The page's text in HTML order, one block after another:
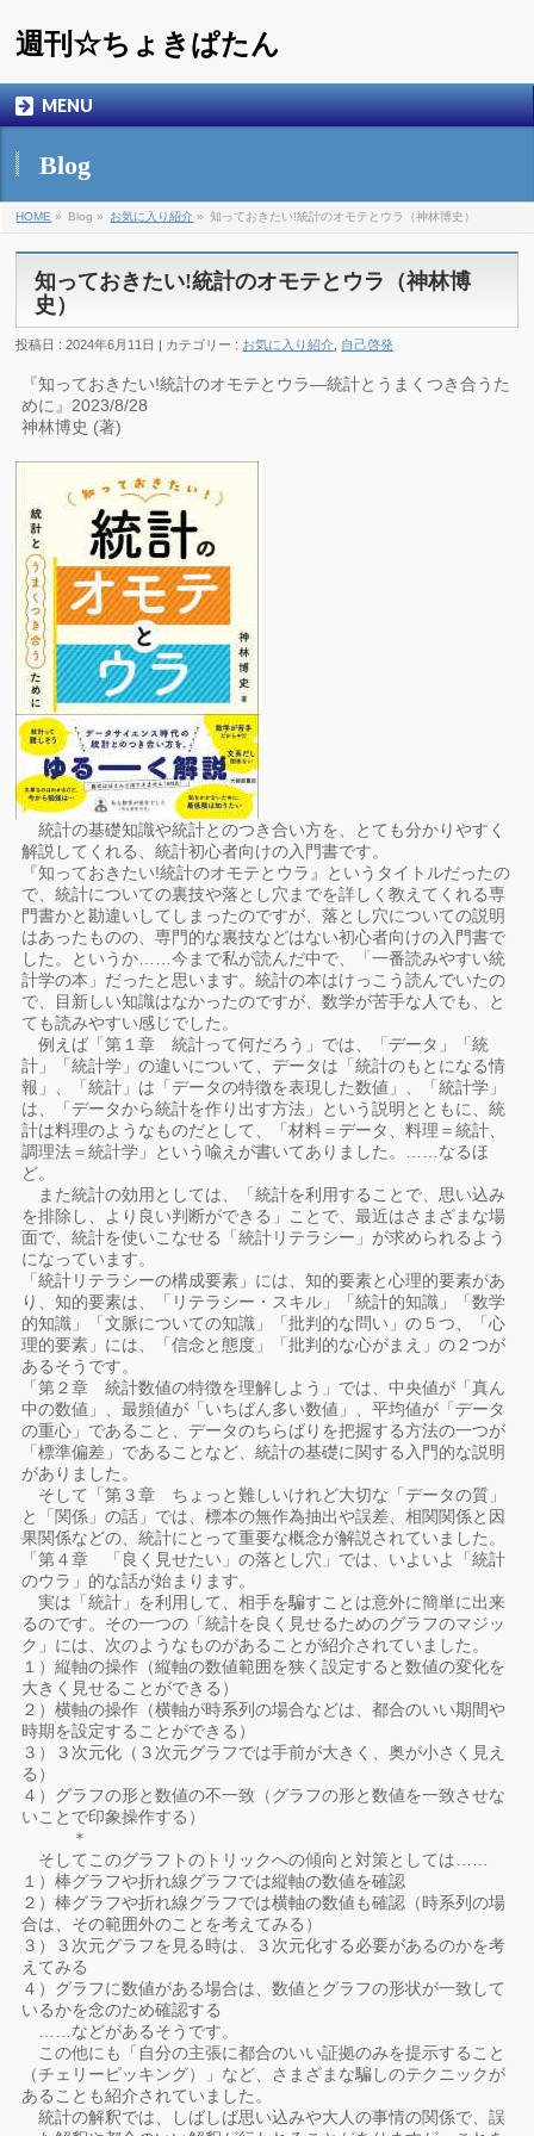
週刊☆ちょきぱたん
MENU
Blog
HOME » Blog » お気に入り紹介 » 知っておきたい!統計のオモテとウラ（神林博史）
知っておきたい!統計のオモテとウラ（神林博
史）
投稿日 : 2024年6月11日 | カテゴリー : お気に入り紹介 自己啓発
『知っておきたい!統計のオモテとウラ―統計とうまくつき合うた
めに』2023/8/28
神林博史 (著)
統計の基礎知識や統計とのつき合い方を、とても分かりやすく
解説してくれる、統計初心者向けの入門書です。
『知っておきたい!統計のオモテとウラ』というタイトルだったの
で、統計についての裏技や落とし穴までを詳しく教えてくれる専
門書かと勘違いしてしまったのですが、落とし穴についての説明
はあったものの、専門的な裏技などはない初心者向けの入門書で
した。というか……今まで私が読んだ中で、「一番読みやすい統
計学の本」だったと思います。統計の本はけっこう読んでいたの
で、目新しい知識はなかったのですが、数学が苦手な人でも、と
ても読みやすい感じでした。
例えば「第１章 統計って何だろう」では、「データ」「統
計」「統計学」の違いについて、データは「統計のもとになる情
報」、「統計」は「データの特徴を表現した数値」、「統計学」
は、「データから統計を作り出す方法」という説明とともに、統
計は料理のようなものだとして、「材料＝データ、料理＝統計、
調理法＝統計学」という喩えが書いてありました。……なるほ
ど。
また統計の効用としては、「統計を利用することで、思い込み
を排除し、より良い判断ができる」ことで、最近はさまざまな場
面で、統計を使いこなせる「統計リテラシー」が求められるよう
になっています。
「統計リテラシーの構成要素」には、知的要素と心理的要素があ
り、知的要素は、「リテラシー・スキル」「統計的知識」「数学
的知識」「文脈についての知識」「批判的な問い」の５つ、「心
理的要素」には、「信念と態度」「批判的な心がまえ」の２つが
あるそうです。
「第２章 統計数値の特徴を理解しよう」では、中央値が「真ん
中の数値」、最頻値が「いちばん多い数値」、平均値が「データ
の重心」であること、データのちらばりを把握する方法の一つが
「標準偏差」であることなど、統計の基礎に関する入門的な説明
がありました。
そして「第３章 ちょっと難しいけれど大切な「データの質」
と「関係」の話」では、標本の無作為抽出や誤差、相関関係と因
果関係などの、統計にとって重要な概念が解説されていました。
「第４章 「良く見せたい」の落とし穴」では、いよいよ「統計
のウラ」的な話が始まります。
実は「統計」を利用して、相手を騙すことは意外に簡単に出来
るのです。その一つの「統計を良く見せるためのグラフのマジッ
ク」には、次のようなものがあることが紹介されていました。
１）縦軸の操作（縦軸の数値範囲を狭く設定すると数値の変化を
大きく見せることができる）
２）横軸の操作（横軸が時系列の場合などは、都合のいい期間や
時期を設定することができる）
３）３次元化（３次元グラフでは手前が大きく、奥が小さく見え
る）
４）グラフの形と数値の不一致（グラフの形と数値を一致させな
いことで印象操作する）
＊
そしてこのグラフトのトリックへの傾向と対策としては……
１）棒グラフや折れ線グラフでは縦軸の数値を確認
２）棒グラフや折れ線グラフでは横軸の数値も確認（時系列の場
合は、その範囲外のことを考えてみる）
３）３次元グラフを見る時は、３次元化する必要があるのかを考
えてみる
４）グラフに数値がある場合は、数値とグラフの形状が一致して
いるかを念のため確認する
……などがあるそうです。
この他にも「自分の主張に都合のいい証拠のみを提示すること
（チェリーピッキング）」など、さまざまな騙しのテクニックが
あることも紹介されていました。
統計の解釈では、しばしば思い込みや大人の事情の関係で、誤